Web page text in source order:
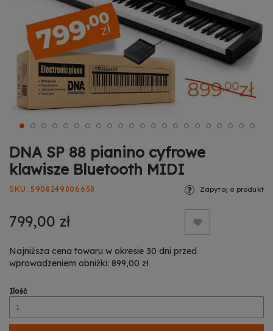
DNA SP 88 pianino cyfrowe
klawisze Bluetooth MIDI
SKU 5908249806658
799,00 zł
Zapytaj o produkt
Najniższa cena towaru w okresie 30 dni przed
wprowadzeniem obniżki: 899,00 zł
Ilość